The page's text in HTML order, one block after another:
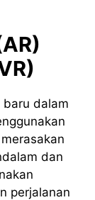
baru dalam
dan
perjalanan